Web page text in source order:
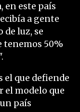
en este país
a gente
de luz, se
50%
el que defiende
el modelo que
país